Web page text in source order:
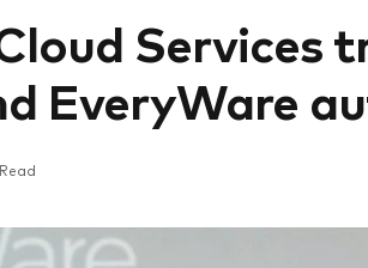
Services
EveryWare